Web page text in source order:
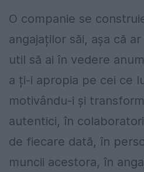
O companie se
angajaților săi, așa că
util să ai în vedere
a ți-i apropia pe cei ce
motivându-i și
autentici, în
de fiecare dată, în
muncii acestora, în